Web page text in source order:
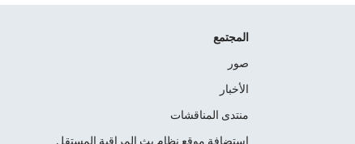
المجتمع
صور
الأخبار
منتدى المناقشات
استضافة موقع نظام بث المراقبة المستقل